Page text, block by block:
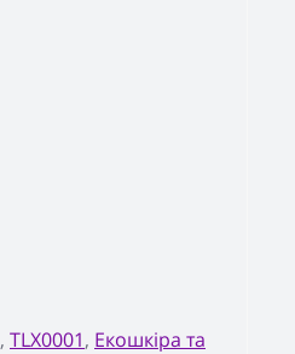
, TLX0001, Екошкіра та